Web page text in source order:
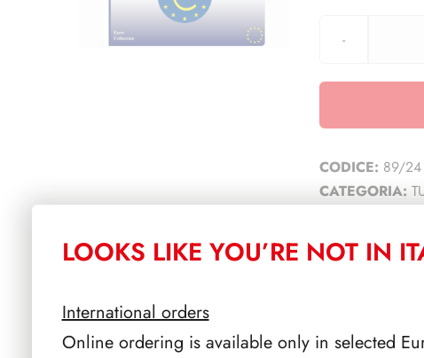
CODICE: 89/24
CATEGORIA:
LOOKS LIKE YOU’RE NOT IN
International orders
Online ordering is available only in selected